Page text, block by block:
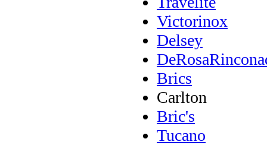
Victorinox
Delsey
Brics
Carlton
Bric's
Tucano